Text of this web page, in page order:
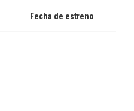
Fecha de estreno